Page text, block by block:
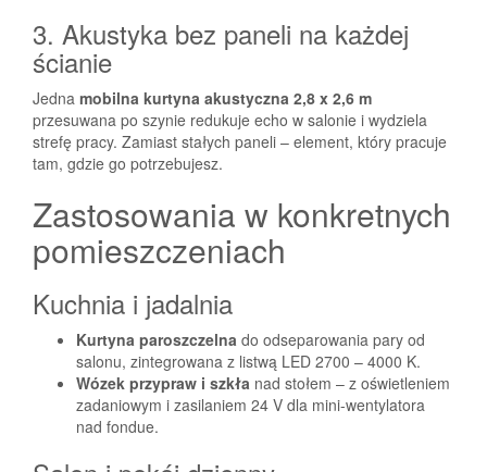
3. Akustyka bez paneli na każdej
ścianie
Jedna mobilna kurtyna akustyczna 2,8 x 2,6 m
przesuwana po szynie redukuje echo w salonie i wydziela
strefę pracy. Zamiast stałych paneli – element, który pracuje
tam, gdzie go potrzebujesz.
Zastosowania w konkretnych
pomieszczeniach
Kuchnia i jadalnia
Kurtyna paroszczelna do odseparowania pary od
salonu, zintegrowana z listwą LED 2700 – 4000 K.
Wózek przypraw i szkła nad stołem – z oświetleniem
zadaniowym i zasilaniem 24 V dla mini-wentylatora
nad fondue.